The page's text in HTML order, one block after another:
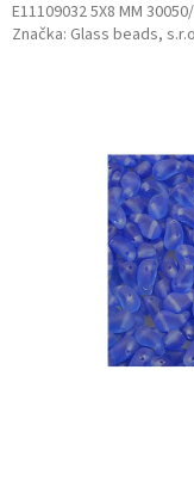
E11109032 5X8 MM
Značka: Glass beads,